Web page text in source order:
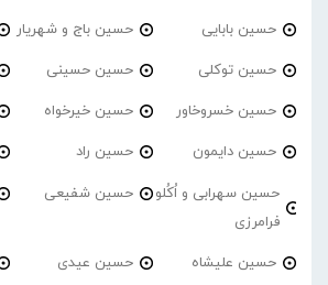
حسین بابایی حسین باج و شهریار
حسین توکلی حسین حسینی
حسین خسروخاور حسین خیرخواه
حسین دایمون حسین راد
حسین سهرابی و اُکُلو
فرامرزی
حسین شفیعی
حسین علیشاه حسین عیدی